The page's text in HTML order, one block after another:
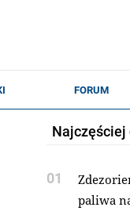
Najczęściej
01
paliwa